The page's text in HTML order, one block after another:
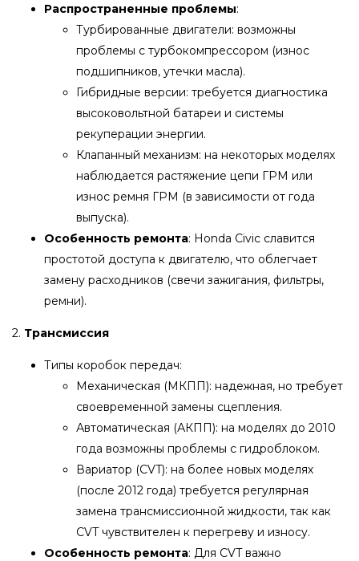
Распространенные проблемы:
Турбированные двигатели: возможны
проблемы с турбокомпрессором (износ
подшипников, утечки масла).
Гибридные версии: требуется диагностика
высоковольтной батареи и системы
рекуперации энергии.
Клапанный механизм: на некоторых моделях
наблюдается растяжение цепи ГРМ или
износ ремня ГРМ (в зависимости от года
выпуска).
Особенность ремонта: Honda Civic славится
простотой доступа к двигателю, что облегчает
замену расходников (свечи зажигания, фильтры,
ремни).
2. Трансмиссия
Типы коробок передач:
Механическая (МКПП): надежная, но требует
своевременной замены сцепления.
Автоматическая (АКПП): на моделях до 2010
года возможны проблемы с гидроблоком.
Вариатор (CVT): на более новых моделях
(после 2012 года) требуется регулярная
замена трансмиссионной жидкости, так как
CVT чувствителен к перегреву и износу.
Особенность ремонта: Для CVT важно